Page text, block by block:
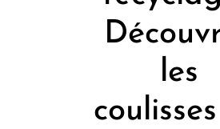
les